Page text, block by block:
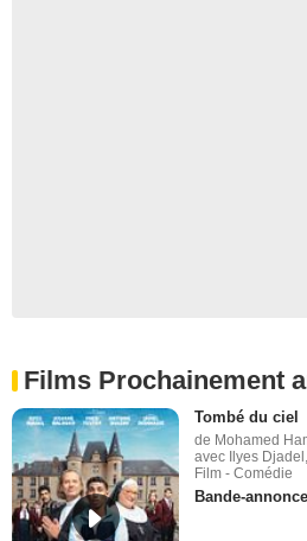
Films Prochainement
Tombé du ciel
de Mohamed
avec Ilyes
Film - Comédie
Bande-annonce